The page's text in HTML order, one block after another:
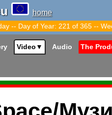
home
-- Day of Year: 221 of 365 --
Video ▼ Audio The